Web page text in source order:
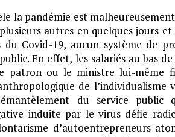
la pandémie est
autres en quelques jours
Covid-19, aucun système de
En effet, les salariés au bas de
patron ou le ministre lui-même
de l’individualisme
du service public
induite par le virus défie
d’autoentrepreneurs